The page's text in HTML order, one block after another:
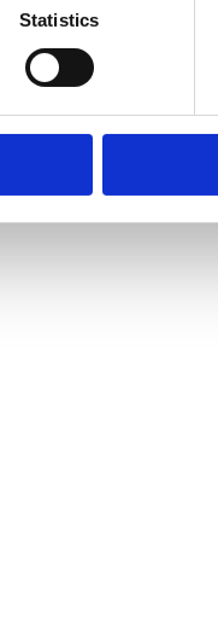
Statistics